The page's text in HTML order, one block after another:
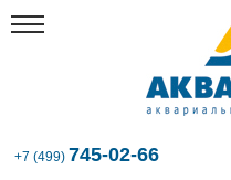
+7 (499) 745-02-66